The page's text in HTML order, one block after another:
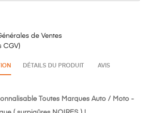
de Ventes
CGV)
DÉTAILS DU PRODUIT AVIS
Toutes Marques Auto / Moto -